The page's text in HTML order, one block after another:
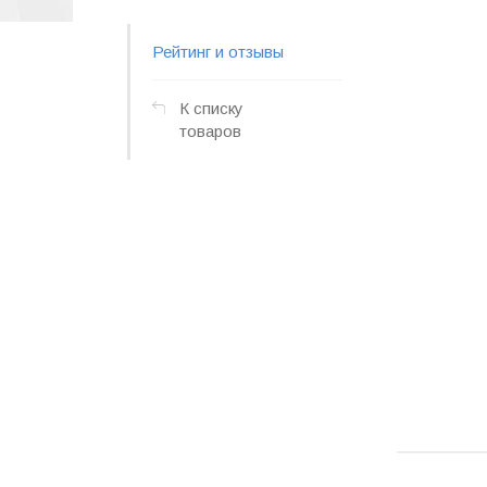
Рейтинг и отзывы
К списку
товаров